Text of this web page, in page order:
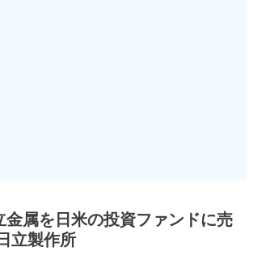
金属を日米の投資ファンドに売
製作所